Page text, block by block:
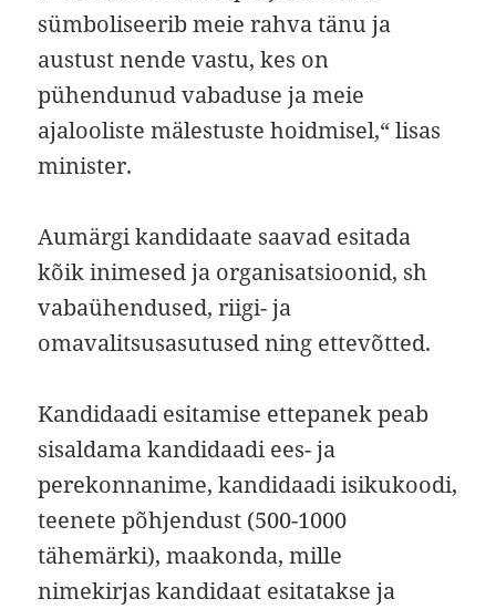
sümboliseerib meie rahva tänu ja
austust nende vastu, kes on
pühendunud vabaduse ja meie
ajalooliste mälestuste hoidmisel,“ lisas
minister.
Aumärgi kandidaate saavad esitada
kõik inimesed ja organisatsioonid, sh
vabaühendused, riigi- ja
omavalitsusasutused ning ettevõtted.
Kandidaadi esitamise ettepanek peab
sisaldama kandidaadi ees- ja
perekonnanime, kandidaadi isikukoodi,
teenete põhjendust (500-1000
tähemärki), maakonda, mille
nimekirjas kandidaat esitatakse ja